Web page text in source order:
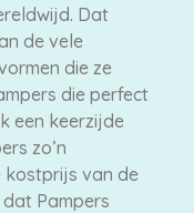
Dat
de vele
die ze
die perfect
een keerzijde
zo’n
kostprijs van de
Pampers